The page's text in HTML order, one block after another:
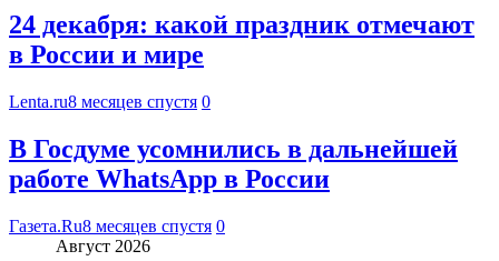
24 декабря: какой праздник отмечают
в России и мире
Lenta.ru8 месяцев спустя 0
В Госдуме усомнились в дальнейшей
работе WhatsApp в России
Газета.Ru8 месяцев спустя 0
Август 2026